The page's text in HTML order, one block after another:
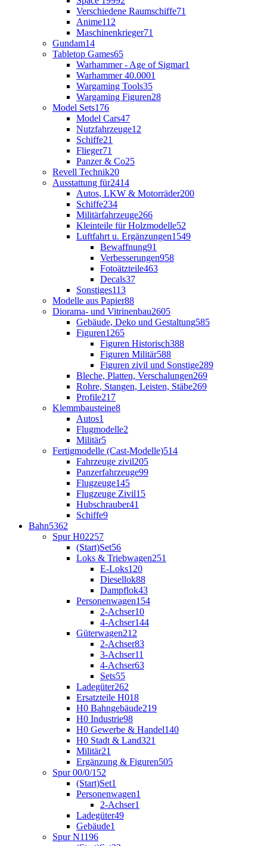
Verschiedene Raumschiffe71
Anime112
Maschinenkrieger71
Gundam14
Tabletop Games65
Warhammer - Age of Sigmar1
Warhammer 40.0001
Wargaming Tools35
Wargaming Figuren28
Model Sets176
Model Cars47
Nutzfahrzeuge12
Schiffe21
Flieger71
Panzer & Co25
Revell Technik20
Ausstattung für2414
Autos, LKW & Motorräder200
Schiffe234
Militärfahrzeuge266
Kleinteile für Holzmodelle52
Luftfahrt u. Ergänzungen1549
Bewaffnung91
Verbesserungen958
Fotoätzteile463
Decals37
Sonstiges113
Modelle aus Papier88
Diorama- und Vitrinenbau2605
Gebäude, Deko und Gestaltung585
Figuren1265
Figuren Historisch388
Figuren Militär588
Figuren zivil und Sonstige289
Bleche, Platten, Verschalungen269
Rohre, Stangen, Leisten, Stäbe269
Profile217
Klemmbausteine8
Autos1
Flugmodelle2
Militär5
Fertigmodelle (Cast-Modelle)514
Fahrzeuge zivil205
Panzerfahrzeuge99
Flugzeuge145
Flugzeuge Zivil15
Hubschrauber41
Schiffe9
Bahn5362
Spur H02257
(Start)Set56
Loks & Triebwagen251
E-Loks120
Diesellok88
Dampflok43
Personenwagen154
2-Achser10
4-Achser144
Güterwagen212
2-Achser83
3-Achser11
4-Achser63
Sets55
Ladegüter262
Ersatzteile H018
H0 Bahngebäude219
H0 Industrie98
H0 Gewerbe & Handel140
H0 Stadt & Land321
Militär21
Ergänzung & Figuren505
Spur 00/0/1 52
(Start)Set1
Personenwagen1
2-Achser1
Ladegüter49
Gebäude1
Spur N1196